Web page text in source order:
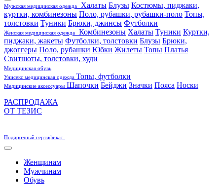
Мужская медицинская одежда Халаты Блузы Костюмы, пиджаки,
куртки, комбинезоны Поло, рубашки, рубашки-поло Топы,
толстовки Туники Брюки, джинсы Футболки
Женская медицинская одежда Комбинезоны Халаты Туники Куртки,
пиджаки, жакеты Футболки, толстовки Блузы Брюки,
джоггеры Поло, рубашки Юбки Жилеты Топы Платья
Свитшоты, толстовки, худи
Медицинская обувь
Унисекс медицинская одежда Топы, футболки
Медицинские аксессуары Шапочки Бейджи Значки Пояса Носки
РАСПРОДАЖА
ОТ ТЕЗИС
Подарочный сертификат
Женщинам
Мужчинам
Обувь